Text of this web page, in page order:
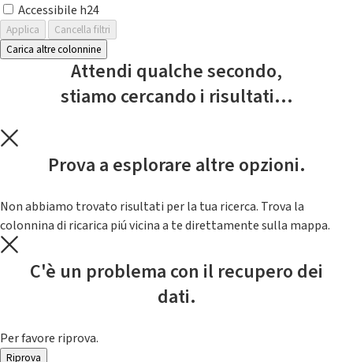
Accessibile h24
Applica
Cancella filtri
Carica altre colonnine
Attendi qualche secondo,
stiamo cercando i risultati...
Prova a esplorare altre opzioni.
Non abbiamo trovato risultati per la tua ricerca. Trova la
colonnina di ricarica piú vicina a te direttamente sulla mappa.
C'è un problema con il recupero dei
dati.
Per favore riprova.
Riprova